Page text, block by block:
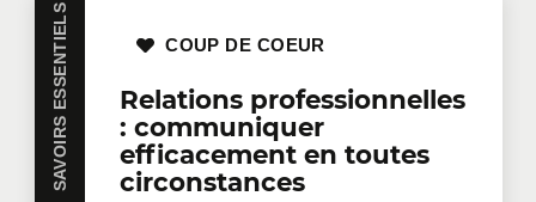
Téléphone Poste
SAVOIRS ESSENTIELS
Relations professionnelles
: communiquer
efficacement en toutes
circonstances
COUP DE COEUR